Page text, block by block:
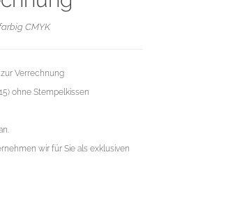
CMYK
Verrechnung
ohne Stempelkissen
wir für Sie als exklusiven